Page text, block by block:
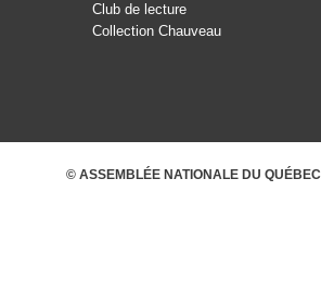
Club de lecture
Collection Chauveau
© ASSEMBLÉE NATIONALE DU QUÉBEC